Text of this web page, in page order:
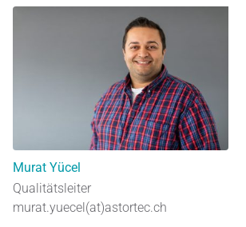
Murat Yücel
Qualitätsleiter
murat.yuecel(at)astortec.ch